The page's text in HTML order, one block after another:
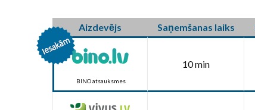
Aizdevējs Saņemšanas laiks
BINO atsauksmes
10 min